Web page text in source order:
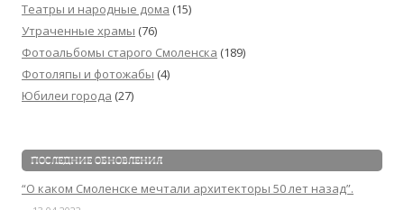
Театры и народные дома (15)
Утраченные храмы (76)
Фотоальбомы старого Смоленска (189)
Фотоляпы и фотожабы (4)
Юбилеи города (27)
ПОСЛЕДНИЕ ОБНОВЛЕНИЯ
“О каком Смоленске мечтали архитекторы 50 лет назад”.